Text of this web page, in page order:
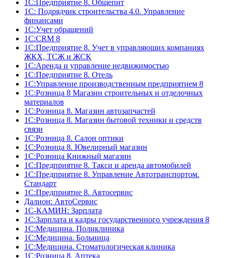
1С:Предприятие 8. Общепит
1С: Подрядчик строительства 4.0. Управление
финансами
1С:Учет обращений
1C:CRM 8
1С:Предприятие 8. Учет в управляющих компаниях
ЖКХ, ТСЖ и ЖСК
1С:Аренда и управление недвижимостью
1С:Предприятие 8. Отель
1C:Управление производственным предприятием 8
1С:Розница 8 Магазин строительных и отделочных
материалов
1С:Розница 8. Магазин автозапчастей
1С:Розница 8. Магазин бытовой техники и средств
связи
1С:Розница 8. Салон оптики
1С:Розница 8. Ювелирный магазин
1С:Розница Книжный магазин
1C:Предприятие 8. Такси и аренда автомобилей
1С:Предприятие 8. Управление Автотранспортом.
Стандарт
1C:Предприятие 8. Автосервис
Далион: АвтоСервис
1С-КАМИН: Зарплата
1С:Зарплата и кадры государственного учреждения 8
1С:Медицина. Поликлиника
1С:Медицина. Больница
1С:Медицина. Стоматологическая клиника
1С:Розница 8. Аптека